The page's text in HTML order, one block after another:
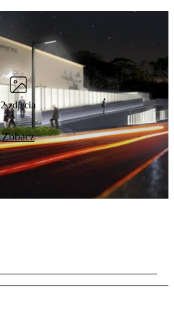
2 zdjęcia
Zobacz